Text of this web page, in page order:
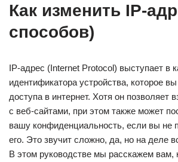
Как изменить IP-
способов)
IP-адрес (Internet Protocol) выступает в
идентификатора устройства, которое
доступа в интернет. Хотя он позволяет
с веб-сайтами, при этом также может
вашу конфиденциальность, если вы не
его. Это звучит сложно, да, но на деле
В этом руководстве мы расскажем вам,